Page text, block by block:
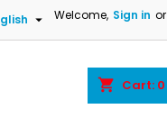
Welcome, Sign in or

shopping_cart Cart: 0